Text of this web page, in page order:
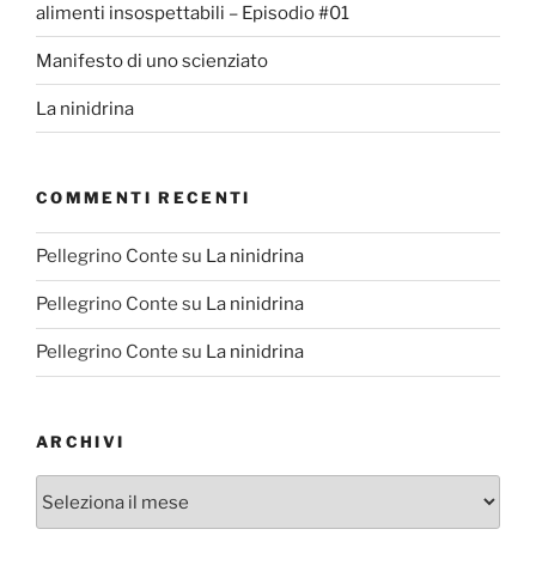
alimenti insospettabili – Episodio #01
Manifesto di uno scienziato
La ninidrina
COMMENTI RECENTI
Pellegrino Conte su La ninidrina
Pellegrino Conte su La ninidrina
Pellegrino Conte su La ninidrina
ARCHIVI